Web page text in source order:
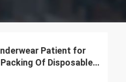
Patient for
Of Disposable